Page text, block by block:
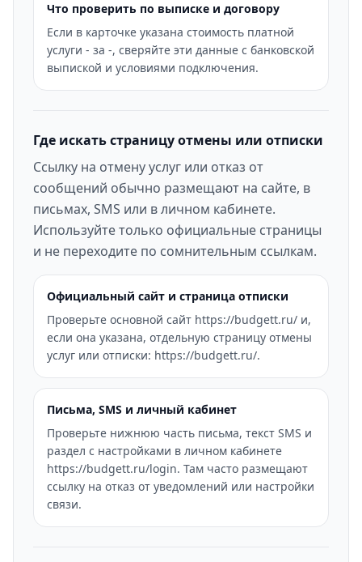
Что проверить по выписке и договору
Если в карточке указана стоимость платной
услуги - за -, сверяйте эти данные с банковской
выпиской и условиями подключения.
Где искать страницу отмены или отписки
Ссылку на отмену услуг или отказ от
сообщений обычно размещают на сайте, в
письмах, SMS или в личном кабинете.
Используйте только официальные страницы
и не переходите по сомнительным ссылкам.
Официальный сайт и страница отписки
Проверьте основной сайт https://budgett.ru/ и,
если она указана, отдельную страницу отмены
услуг или отписки: https://budgett.ru/.
Письма, SMS и личный кабинет
Проверьте нижнюю часть письма, текст SMS и
раздел с настройками в личном кабинете
https://budgett.ru/login. Там часто размещают
ссылку на отказ от уведомлений или настройки
связи.